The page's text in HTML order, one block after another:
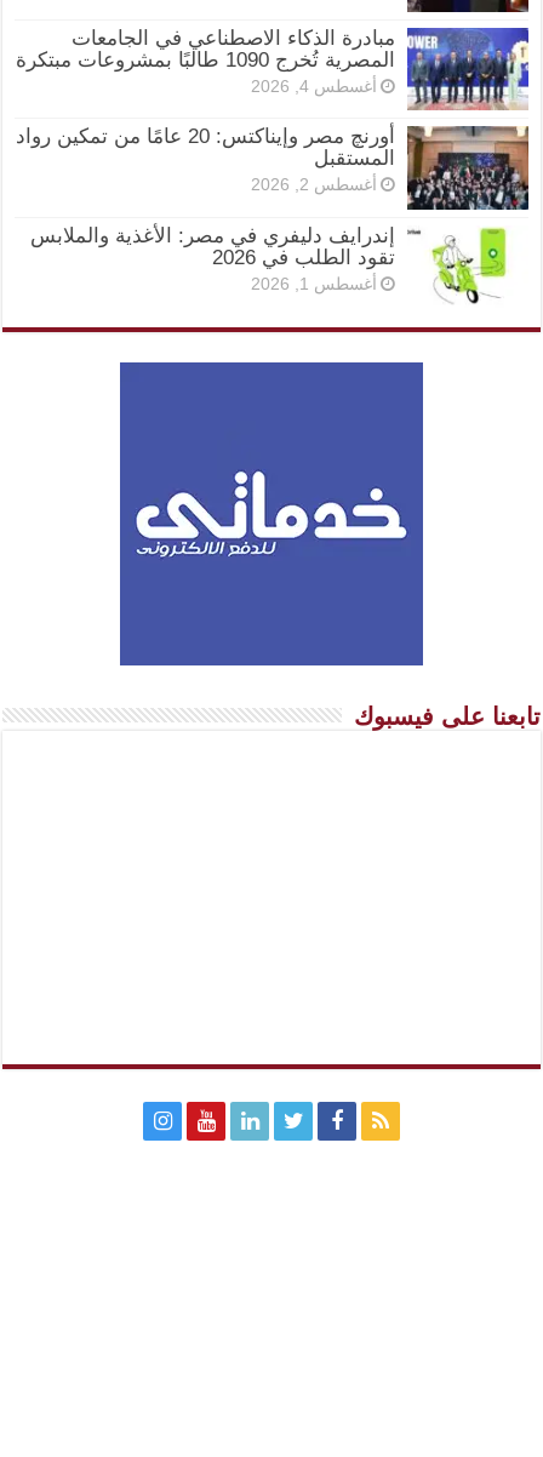
مبادرة الذكاء الاصطناعي في الجامعات
المصرية تُخرج 1090 طالبًا بمشروعات مبتكرة
أغسطس 4, 2026
أورنچ مصر وإيناكتس: 20 عامًا من تمكين رواد
المستقبل
أغسطس 2, 2026
إندرايف دليفري في مصر: الأغذية والملابس
تقود الطلب في 2026
أغسطس 1, 2026
تابعنا على فيسبوك